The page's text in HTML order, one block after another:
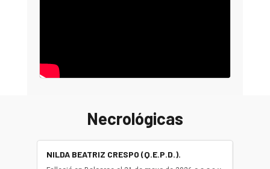
Necrológicas
NILDA BEATRIZ CRESPO (Q.E.P.D.).